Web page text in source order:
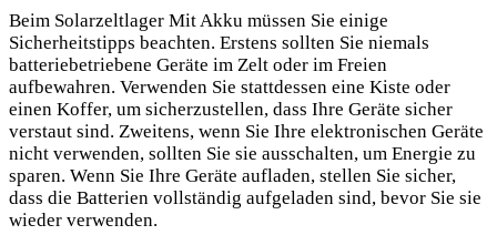
Beim ⁢Solarzeltlager Mit Akku müssen Sie einige
Sicherheitstipps beachten. ​Erstens sollten Sie niemals
batteriebetriebene ​Geräte im Zelt oder im Freien
aufbewahren. ⁤Verwenden Sie stattdessen⁤ eine Kiste‍ oder
einen ⁣Koffer, um sicherzustellen, dass Ihre Geräte ​sicher
verstaut ⁤sind.​ Zweitens, ⁣wenn⁤ Sie⁣ Ihre elektronischen Geräte
nicht verwenden,​ sollten ⁤Sie ‌sie ausschalten, um Energie zu
sparen.⁢ Wenn Sie Ihre Geräte aufladen, stellen‌ Sie sicher,
dass die ‌Batterien vollständig aufgeladen ⁤sind, bevor ⁤Sie sie
wieder verwenden.